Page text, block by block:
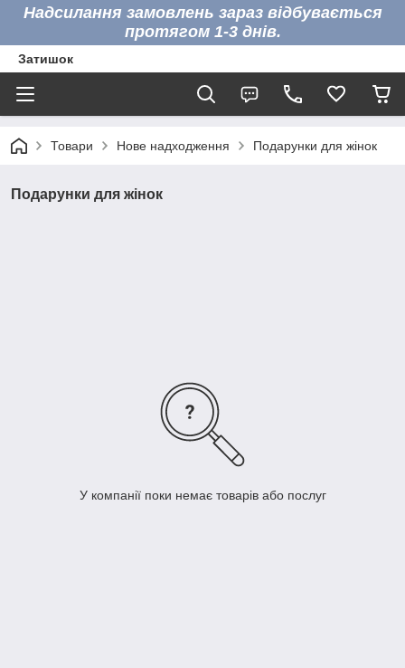
Надсилання замовлень зараз відбувається
протягом 1-3 днів.
Затишок
Товари Нове надходження Подарунки для жінок
Подарунки для жінок
У компанії поки немає товарів або послуг